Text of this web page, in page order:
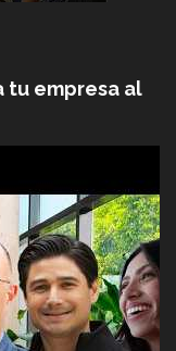
tu empresa al